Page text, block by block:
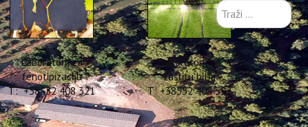
Laboratorij za
fenotipizaciju
T: +38552 408 321
Laboratorij za
zaštitu bilja
T: +38552 408 322
Traži
...